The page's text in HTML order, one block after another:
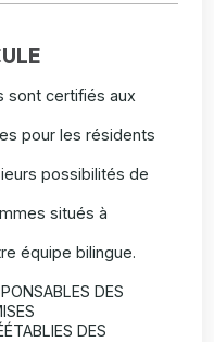
sont certifiés aux
pour les résidents
possibilités de
situés à
équipe bilingue.
DES
DES